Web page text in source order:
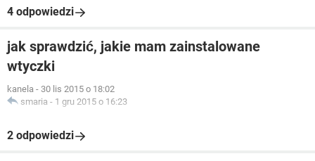
4 odpowiedzi
jak sprawdzić, jakie mam zainstalowane
wtyczki
kanela - 30 lis 2015 o 18:02
smaria - 1 gru 2015 o 16:23
2 odpowiedzi